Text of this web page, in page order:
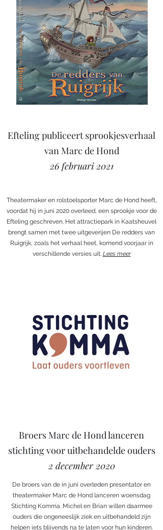
Efteling publiceert sprookjesverhaal
van Marc de Hond
26 februari 2021
Theatermaker en rolstoelsporter Marc de Hond heeft,
voordat hij in juni 2020 overleed, een sprookje voor de
Efteling geschreven. Het attractiepark in Kaatsheuvel
brengt samen met twee uitgeverijen De redders van
Ruigrijk, zoals het verhaal heet, komend voorjaar in
verschillende versies uit. Lees meer
Broers Marc de Hond lanceren
stichting voor uitbehandelde ouders
2 december 2020
De broers van de in juni overleden presentator en
theatermaker Marc de Hond lanceren woensdag
Stichting Komma. Michel en Brian willen daarmee
ouders die ongeneeslijk ziek en uitbehandeld zijn
helpen iets blijvends na te laten voor hun kinderen.